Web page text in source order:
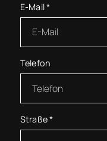
E-Mail*
Telefon
Straße*